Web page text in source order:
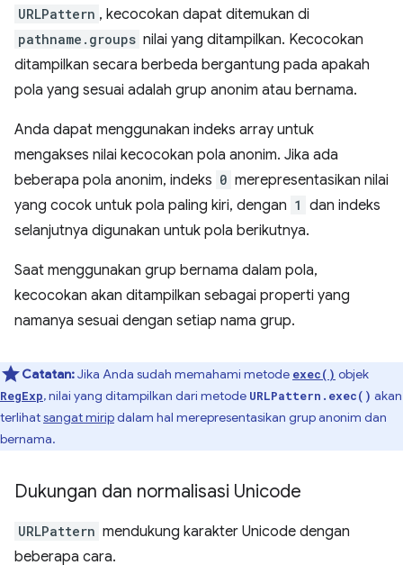
URLPattern , kecocokan dapat ditemukan di
pathname.groups nilai yang ditampilkan. Kecocokan
ditampilkan secara berbeda bergantung pada apakah
pola yang sesuai adalah grup anonim atau bernama.
Anda dapat menggunakan indeks array untuk
mengakses nilai kecocokan pola anonim. Jika ada
beberapa pola anonim, indeks 0 merepresentasikan nilai
yang cocok untuk pola paling kiri, dengan 1 dan indeks
selanjutnya digunakan untuk pola berikutnya.
Saat menggunakan grup bernama dalam pola,
kecocokan akan ditampilkan sebagai properti yang
namanya sesuai dengan setiap nama grup.
Catatan:Jika Anda sudah memahami metode exec() objek
RegExp, nilai yang ditampilkan dari metode URLPattern.exec() akan
terlihatsangat miripdalam hal merepresentasikan grup anonim dan
bernama.
Dukungan dan normalisasi Unicode
URLPattern mendukung karakter Unicode dengan
beberapa cara.